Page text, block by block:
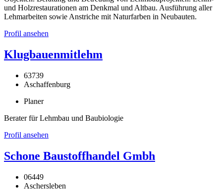
und Holzrestaurationen am Denkmal und Altbau. Ausführung aller
Lehmarbeiten sowie Anstriche mit Naturfarben in Neubauten.
Profil ansehen
Klugbauenmitlehm
63739
Aschaffenburg
Planer
Berater für Lehmbau und Baubiologie
Profil ansehen
Schone Baustoffhandel Gmbh
06449
Aschersleben